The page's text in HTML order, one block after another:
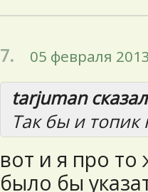
7. 05 февраля
tarjuman
Так бы и топик
вот и я про
было бы